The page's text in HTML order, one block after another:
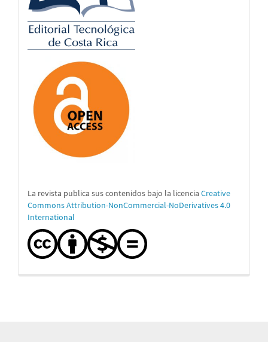
La revista publica sus contenidos bajo la licencia Creative
Commons Attribution-NonCommercial-NoDerivatives 4.0
International